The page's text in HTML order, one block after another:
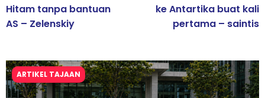
Hitam tanpa bantuan
AS – Zelenskiy
ke Antartika buat kali
pertama – saintis
ARTIKEL TAJAAN